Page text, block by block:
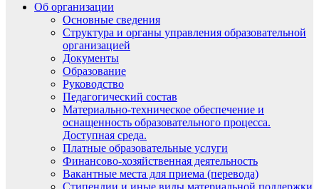
Об организации
Основные сведения
Структура и органы управления образовательной
организацией
Документы
Образование
Руководство
Педагогический состав
Материально-техническое обеспечение и
оснащенность образовательного процесса.
Доступная среда.
Платные образовательные услуги
Финансово-хозяйственная деятельность
Вакантные места для приема (перевода)
Стипендии и иные виды материальной поддержки